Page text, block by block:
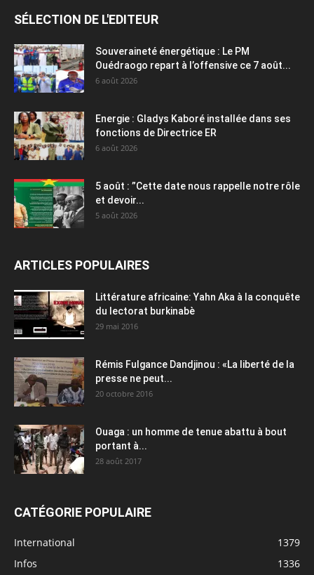
SÉLECTION DE L'EDITEUR
Souveraineté énergétique : Le PM
Ouédraogo repart à l’offensive ce 7 août...
6 août 2026
Energie : Gladys Kaboré installée dans ses
fonctions de Directrice ER
6 août 2026
5 août : ”Cette date nous rappelle notre rôle
et devoir...
5 août 2026
ARTICLES POPULAIRES
Littérature africaine: Yahn Aka à la conquête
du lectorat burkinabè
29 mai 2016
Rémis Fulgance Dandjinou : «La liberté de la
presse ne peut...
20 octobre 2016
Ouaga : un homme de tenue abattu à bout
portant à...
28 août 2017
CATÉGORIE POPULAIRE
International
1379
Infos
1336